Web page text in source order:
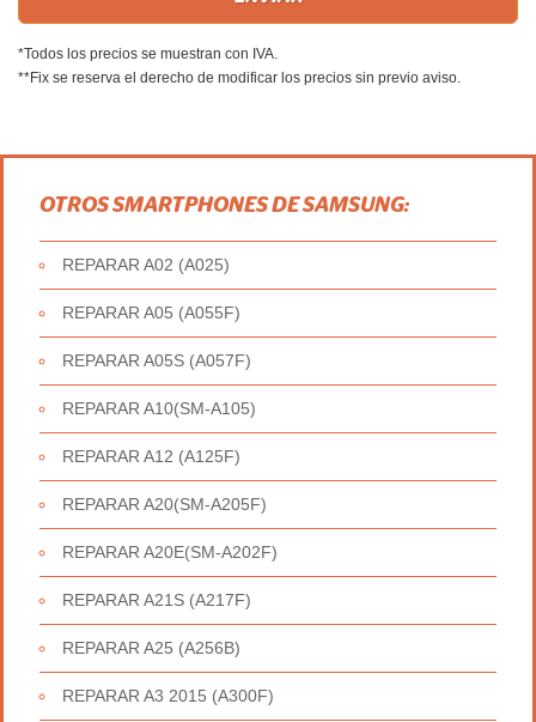
*Todos los precios se muestran con IVA.
**Fix se reserva el derecho de modificar los precios sin previo aviso.
OTROS SMARTPHONES DE SAMSUNG:
REPARAR A02 (A025)
REPARAR A05 (A055F)
REPARAR A05S (A057F)
REPARAR A10(SM-A105)
REPARAR A12 (A125F)
REPARAR A20(SM-A205F)
REPARAR A20E(SM-A202F)
REPARAR A21S (A217F)
REPARAR A25 (A256B)
REPARAR A3 2015 (A300F)